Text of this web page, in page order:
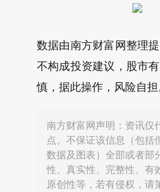
数据由南方财富网整理
不构成投资建议，股市
慎，据此操作，风险自担
南方财富网声明：资讯仅
点。不保证该信息（包括
数据及图表）全部或者部
性、真实性、完整性、有
原创性等，若有侵权，请